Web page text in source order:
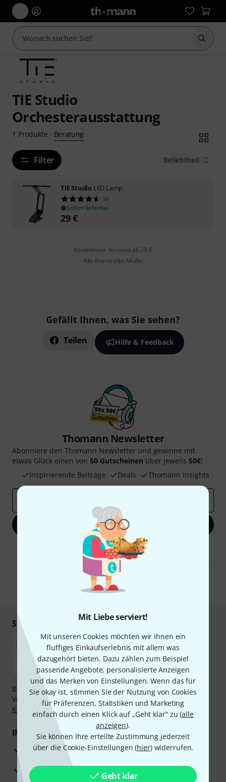
Mit Liebe serviert!
Mit unseren Cookies möchten wir Ihnen ein
fluffiges Einkaufserlebnis mit allem was
dazugehört bieten. Dazu zählen zum Beispiel
passende Angebote, personalisierte Anzeigen
und das Merken von Einstellungen. Wenn das für
Sie okay ist, stimmen Sie der Nutzung von Cookies
für Präferenzen, Statistiken und Marketing
einfach durch einen Klick auf „Geht klar“ zu (alle
anzeigen).
Sie können Ihre erteilte Zustimmung jederzeit
über die Cookie-Einstellungen (hier) widerrufen.
Geht klar
Suche
TIE Studio
Orchesterausstattung
1 Produkte · Beratung
Filter Beliebtheit
TIE Studio LED Lamp
26
Sofort lieferbar
29€
Kostenloser Versand ab 29 €
Alle Preise inkl. MwSt.
Gefällt Ihnen, was Sie sehen?
Teilen Hilfe & Feedback
Thomann Newsletter
Abonniere den Thomann Newsletter und gewinne mit
etwas Glück einen von 50 Gutscheinen über jeweils 50€!
Inspirierende Beiträge
Deals Thomann Insights
Jetzt anmelden
Mit Klick auf „Jetzt anmelden“ stimmen Sie dem Erhalt von E-Mail-
Werbung und einer Messung des E-Mail-Nutzungsverhaltens zu. Die
Abmeldung ist jederzeit möglich. Weitere Informationen finden Sie in
unseren
Datenschutzhinweisen
* Pflichtfeld
Sicher einkaufen & bezahlen
Bezahlen Sie vertraulich und sicher per Nachnahme,
Vorkasse, PayPal, Amazon Pay, Klarna Sofort bezahlen
Klarna Ratenzahlungoder Kreditkarte.
Ihre Vorteile
3 Jahre Thomann Garantie
30 Tage Money-Back-Garantie